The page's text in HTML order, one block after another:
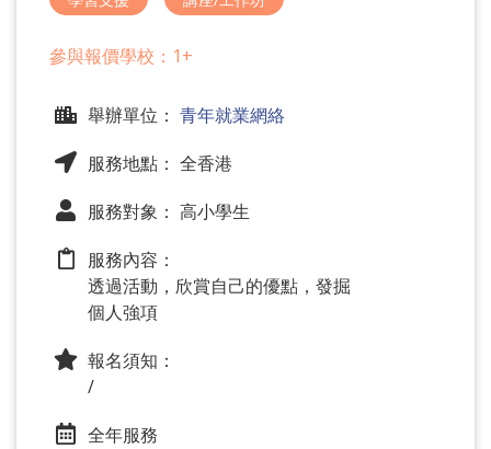
參與報價學校：1+
舉辦單位： 青年就業網絡
服務地點： 全香港
服務對象： 高小學生
服務內容：
透過活動，欣賞自己的優點，發掘
個人強項
報名須知：
/
全年服務